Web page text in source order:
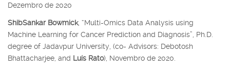
Dezembro de 2020
ShibSankar Bowmick, “Multi-Omics Data Analysis using
Machine Learning for Cancer Prediction and Diagnosis”, Ph.D.
degree of Jadavpur University, (co- Advisors: Debotosh
Bhattacharjee, and Luís Rato), Novembro de 2020.